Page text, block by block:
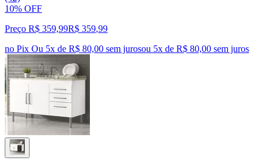
10% OFF
Preço R$ 359,99R$ 359,99
no Pix Ou 5x de R$ 80,00 sem jurosou 5x de R$ 80,00 sem juros